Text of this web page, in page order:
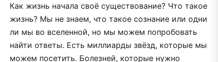
Как жизнь начала своё существование? Что такое
жизнь? Мы не знаем, что такое сознание или одни
ли мы во вселенной, но мы можем попробовать
найти ответы. Есть миллиарды звёзд, которые мы
можем посетить. Болезней, которые нужно